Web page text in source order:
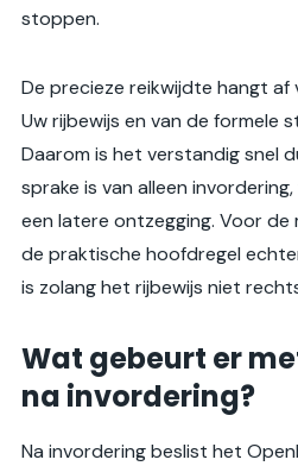
stoppen.
De precieze reikwijdte hangt
Uw rijbewijs en van de formele
Daarom is het verstandig snel
sprake is van alleen
een latere ontzegging. Voor
de praktische hoofdregel
is zolang het rijbewijs niet
Wat gebeurt er
na invordering?
Na invordering beslist het